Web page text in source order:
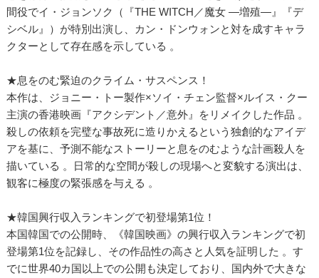
間役でイ・ジョンソク（『THE WITCH／魔女 ―増殖―』『デ
シベル』）が特別出演し、カン・ドンウォンと対を成すキャラ
クターとして存在感を示している 。
★息をのむ緊迫のクライム・サスペンス！
本作は、ジョニー・トー製作×ソイ・チェン監督×ルイス・クー
主演の香港映画『アクシデント／意外』をリメイクした作品 。
殺しの依頼を完璧な事故死に造りかえるという独創的なアイデ
アを基に、予測不能なストーリーと息をのむような計画殺人を
描いている 。日常的な空間が殺しの現場へと変貌する演出は、
観客に極度の緊張感を与える 。
★韓国興行収入ランキングで初登場第1位！
本国韓国での公開時、《韓国映画》の興行収入ランキングで初
登場第1位を記録し、その作品性の高さと人気を証明した 。す
でに世界40カ国以上での公開も決定しており、国内外で大きな